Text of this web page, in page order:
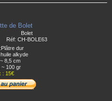
Bolet
Réf: CH-BOLE63
dur
alkyde
8,5 cm
~ 100 gr
: 15€